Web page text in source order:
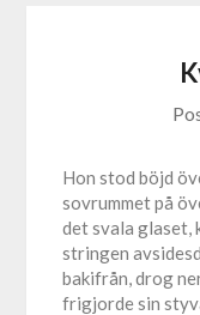
Hon stod böjd
sovrummet på
det svala glaset,
stringen
bakifrån, drog
frigjorde sin